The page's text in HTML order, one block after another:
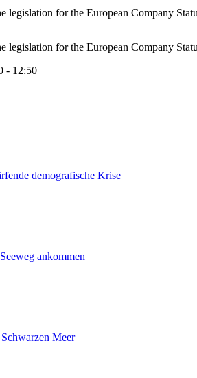
legislation for the European Company
legislation for the European Company
- 12:50
demografische Krise
ankommen
Meer